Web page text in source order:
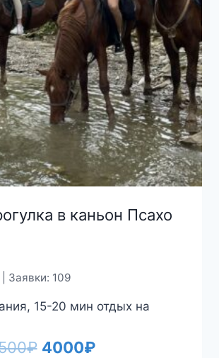
в каньон Псахо
Заявки: 109
15-20 мин отдых на
₽ Первоначальная
4000₽Текущая